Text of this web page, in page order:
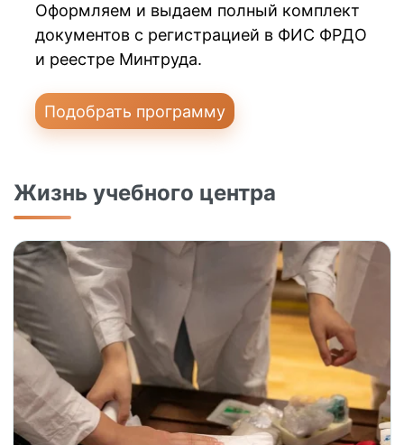
Оформляем и выдаем полный комплект
документов с регистрацией в ФИС ФРДО
и реестре Минтруда.
Подобрать программу
Жизнь учебного центра